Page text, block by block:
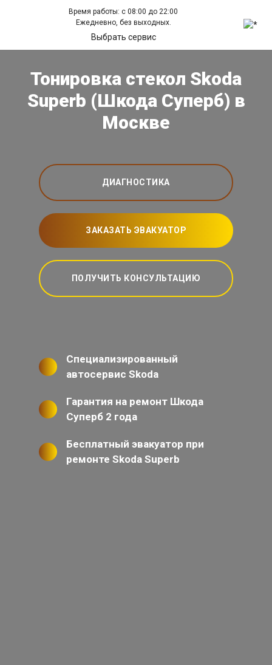
Время работы: с 08:00 до 22:00
Ежедневно, без выходных.
Выбрать сервис
Тонировка стекол Skoda
Superb (Шкода Суперб) в
Москве
ДИАГНОСТИКА
ЗАКАЗАТЬ ЭВАКУАТОР
ПОЛУЧИТЬ КОНСУЛЬТАЦИЮ
Специализированный
автосервис Skoda
Гарантия на ремонт Шкода
Суперб 2 года
Бесплатный эвакуатор при
ремонте Skoda Superb